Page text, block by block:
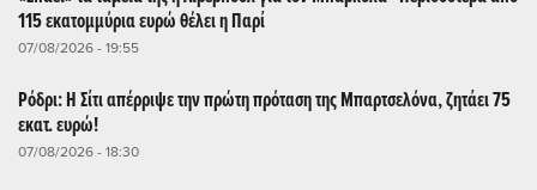
115 εκατομμύρια ευρώ θέλει η Παρί
07/08/2026 - 19:55
Ρόδρι: Η Σίτι απέρριψε την πρώτη πρόταση της Μπαρτσελόνα, ζητάει 75
εκατ. ευρώ!
07/08/2026 - 18:30